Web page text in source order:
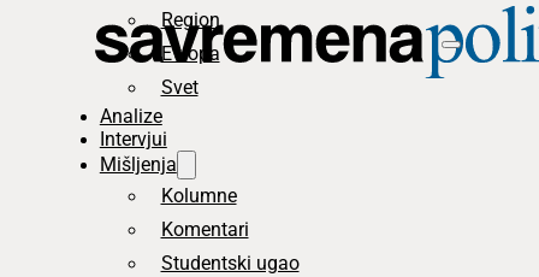
Region
Evropa
Svet
Analize
Intervjui
Mišljenja
Kolumne
Komentari
Studentski ugao